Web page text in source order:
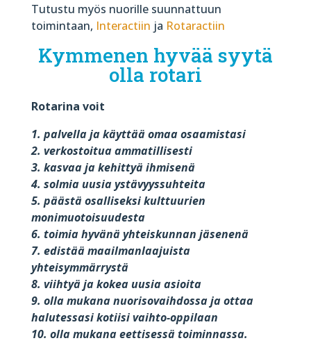
Tutustu myös nuorille suunnattuun
toimintaan, Interactiin ja Rotaractiin
Kymmenen hyvää syytä
olla rotari
Rotarina voit
1. palvella ja käyttää omaa osaamistasi
2. verkostoitua ammatillisesti
3. kasvaa ja kehittyä ihmisenä
4. solmia uusia ystävyyssuhteita
5. päästä osalliseksi kulttuurien
monimuotoisuudesta
6. toimia hyvänä yhteiskunnan jäsenenä
7. edistää maailmanlaajuista
yhteisymmärrystä
8. viihtyä ja kokea uusia asioita
9. olla mukana nuorisovaihdossa ja ottaa
halutessasi kotiisi vaihto-oppilaan
10. olla mukana eettisessä toiminnassa.